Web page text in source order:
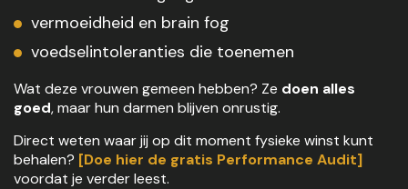
vermoeidheid en brain fog
voedselintoleranties die toenemen
Wat deze vrouwen gemeen hebben? Ze doen alles
goed, maar hun darmen blijven onrustig.
Direct weten waar jij op dit moment fysieke winst kunt
behalen? [Doe hier de gratis Performance Audit]
voordat je verder leest.